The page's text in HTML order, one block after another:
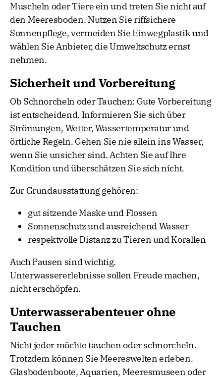
Muscheln oder Tiere ein und treten Sie nicht auf
den Meeresboden. Nutzen Sie riffsichere
Sonnenpflege, vermeiden Sie Einwegplastik und
wählen Sie Anbieter, die Umweltschutz ernst
nehmen.
Sicherheit und Vorbereitung
Ob Schnorcheln oder Tauchen: Gute Vorbereitung
ist entscheidend. Informieren Sie sich über
Strömungen, Wetter, Wassertemperatur und
örtliche Regeln. Gehen Sie nie allein ins Wasser,
wenn Sie unsicher sind. Achten Sie auf Ihre
Kondition und überschätzen Sie sich nicht.
Zur Grundausstattung gehören:
gut sitzende Maske und Flossen
Sonnenschutz und ausreichend Wasser
respektvolle Distanz zu Tieren und Korallen
Auch Pausen sind wichtig.
Unterwassererlebnisse sollen Freude machen,
nicht erschöpfen.
Unterwasserabenteuer ohne
Tauchen
Nicht jeder möchte tauchen oder schnorcheln.
Trotzdem können Sie Meereswelten erleben.
Glasbodenboote, Aquarien, Meeresmuseen oder